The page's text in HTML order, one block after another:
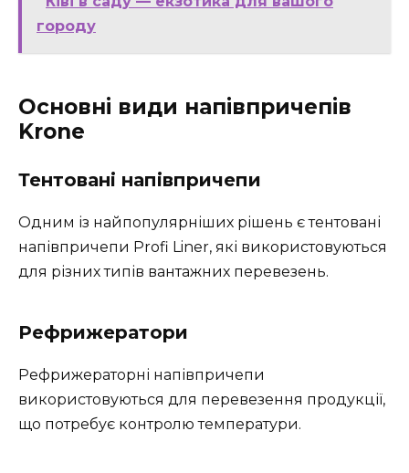
городу
Основні види напівпричепів
Krone
Тентовані напівпричепи
Одним із найпопулярніших рішень є тентовані
напівпричепи Profi Liner, які використовуються
для різних типів вантажних перевезень.
Рефрижератори
Рефрижераторні напівпричепи
використовуються для перевезення продукції,
що потребує контролю температури.